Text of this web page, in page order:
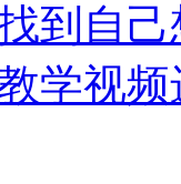
到自
学视